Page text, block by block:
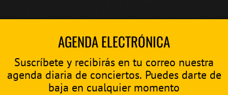
AGENDA ELECTRÓNICA
Suscríbete y recibirás en tu correo nuestra
agenda diaria de conciertos. Puedes darte de
baja en cualquier momento